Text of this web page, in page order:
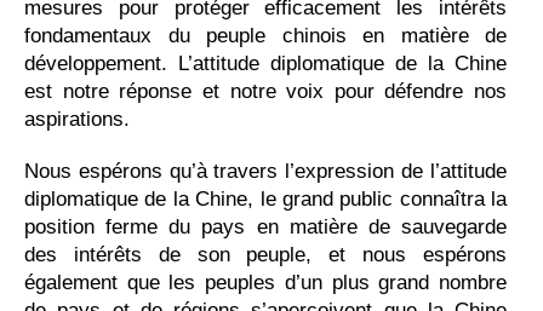
mesures pour protéger efficacement les intérêts
fondamentaux du peuple chinois en matière de
développement. L’attitude diplomatique de la Chine
est notre réponse et notre voix pour défendre nos
aspirations.
Nous espérons qu’à travers l’expression de l’attitude
diplomatique de la Chine, le grand public connaîtra la
position ferme du pays en matière de sauvegarde
des intérêts de son peuple, et nous espérons
également que les peuples d’un plus grand nombre